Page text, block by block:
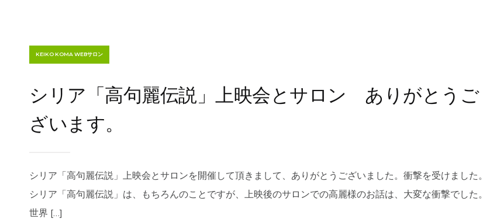
KEIKO KOMA WEBサロン
シリア「高句麗伝説」上映会とサロン ありがとうご
ざいます。
シリア「高句麗伝説」上映会とサロンを開催して頂きまして、ありがとうございました。衝撃を受けました。
シリア「高句麗伝説」は、もちろんのことですが、上映後のサロンでの高麗様のお話は、大変な衝撃でした。
世界 […]